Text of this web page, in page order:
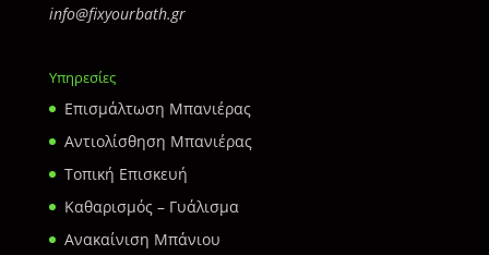
info@fixyourbath.gr
Υπηρεσίες
Επισμάλτωση Μπανιέρας
Αντιολίσθηση Μπανιέρας
Τοπική Επισκευή
Καθαρισμός – Γυάλισμα
Ανακαίνιση Μπάνιου